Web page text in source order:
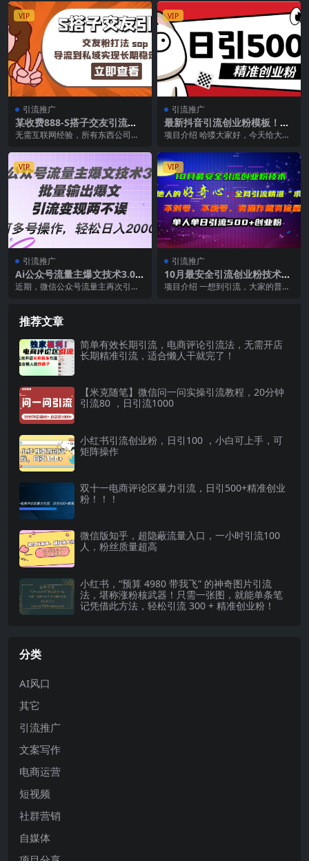
VIP
引流推广
某收费888-S搭子交友引流，
交友粉打法 sop，导流到私域
无需互联网经验，所有东西公司陪
的粉回收等等R...
VIP
引流推广
最新抖音引流创业粉模板！几
分钟一个视频，非常暴力，小
项目介绍 哈喽大家好，今天给大家
粉，几分钟一个视频...
VIP
引流推广
Ai公众号流量主爆文技术3.0，
批量输出爆文，引流变现两不
近期，微信公众号流量主再次引起
VIP
引流推广
10月最安全引流创业粉技术，
利用他人的好奇心，全网引流
项目介绍 一想到引流，大家的普遍
推荐文章
简单有效长期引流，电商评论引流法，无需开店
长期精准引流，适合懒人干就完了！
【米克随笔】微信问一问实操引流教程，20分钟
引流80 ，日引流1000
小红书引流创业粉，日引100 ，小白可上手，可
矩阵操作
双十一电商评论区暴力引流，日引500+精准创业
粉！！！
微信版知乎，超隐蔽流量入口，一小时引流100
人，粉丝质量超高
小红书，“预算 4980 带我飞” 的神奇图片引流
法，堪称涨粉核武器！只需一张图，就能单条笔
记凭借此方法，轻松引流 300 + 精准创业粉！
分类
AI风口
其它
引流推广
文案写作
电商运营
短视频
社群营销
自媒体